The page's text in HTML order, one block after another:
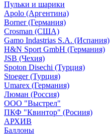
Пульки и шарики
Apolo (Аргентина)
Borner (Германия)
Crosman (США)
Gamo Indastrias S.A. (Испания)
H&N Sport GmbH (Германия)
JSB (Чехия)
Spoton Disechi (Турция)
Stoeger (Турция)
Umarex (Германия)
Люман (Россия)
ООО "Выстрел"
ПКФ "Квинтор" (Росиия)
АРХИВ
Баллоны